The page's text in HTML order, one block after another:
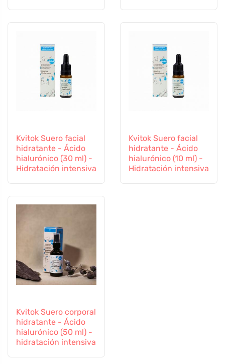
Kvitok Suero facial
hidratante - Ácido
hialurónico (30 ml) -
Hidratación intensiva
Kvitok Suero facial
hidratante - Ácido
hialurónico (10 ml) -
Hidratación intensiva
Kvitok Suero corporal
hidratante - Ácido
hialurónico (50 ml) -
hidratación intensiva